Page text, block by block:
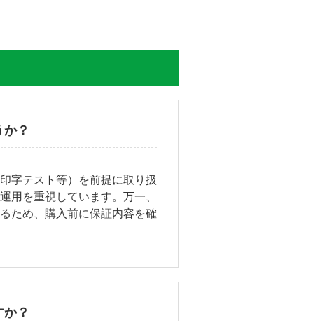
？
字テスト等）を前提に取り扱
用を重視しています。万一、
ため、購入前に保証内容を確
？